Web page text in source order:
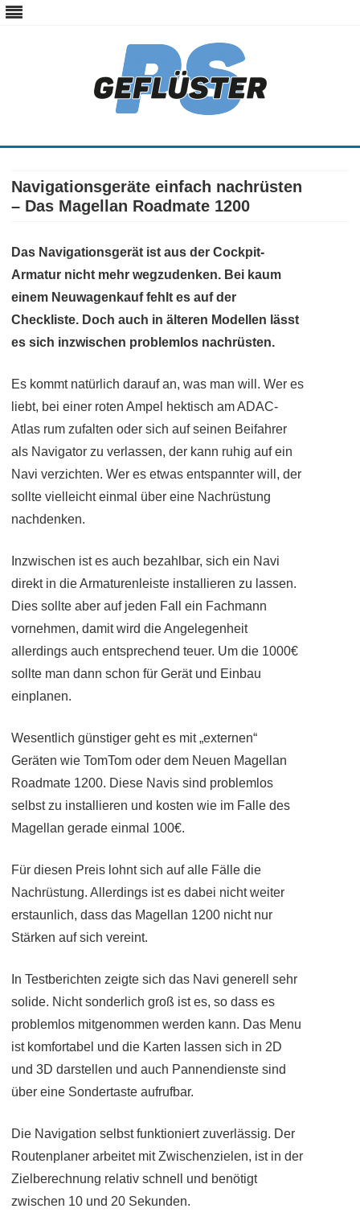
Skip
content
Navigationsgeräte einfach nachrüsten
– Das Magellan Roadmate 1200
Das Navigationsgerät ist aus der Cockpit-
Armatur nicht mehr wegzudenken. Bei kaum
einem Neuwagenkauf fehlt es auf der
Checkliste. Doch auch in älteren Modellen lässt
es sich inzwischen problemlos nachrüsten.
Es kommt natürlich darauf an, was man will. Wer es
liebt, bei einer roten Ampel hektisch am ADAC-
Atlas rum zufalten oder sich auf seinen Beifahrer
als Navigator zu verlassen, der kann ruhig auf ein
Navi verzichten. Wer es etwas entspannter will, der
sollte vielleicht einmal über eine Nachrüstung
nachdenken.
Inzwischen ist es auch bezahlbar, sich ein Navi
direkt in die Armaturenleiste installieren zu lassen.
Dies sollte aber auf jeden Fall ein Fachmann
vornehmen, damit wird die Angelegenheit
allerdings auch entsprechend teuer. Um die 1000€
sollte man dann schon für Gerät und Einbau
einplanen.
Wesentlich günstiger geht es mit „externen“
Geräten wie TomTom oder dem Neuen Magellan
Roadmate 1200. Diese Navis sind problemlos
selbst zu installieren und kosten wie im Falle des
Magellan gerade einmal 100€.
Für diesen Preis lohnt sich auf alle Fälle die
Nachrüstung. Allerdings ist es dabei nicht weiter
erstaunlich, dass das Magellan 1200 nicht nur
Stärken auf sich vereint.
In Testberichten zeigte sich das Navi generell sehr
solide. Nicht sonderlich groß ist es, so dass es
problemlos mitgenommen werden kann. Das Menu
ist komfortabel und die Karten lassen sich in 2D
und 3D darstellen und auch Pannendienste sind
über eine Sondertaste aufrufbar.
Die Navigation selbst funktioniert zuverlässig. Der
Routenplaner arbeitet mit Zwischenzielen, ist in der
Zielberechnung relativ schnell und benötigt
zwischen 10 und 20 Sekunden.